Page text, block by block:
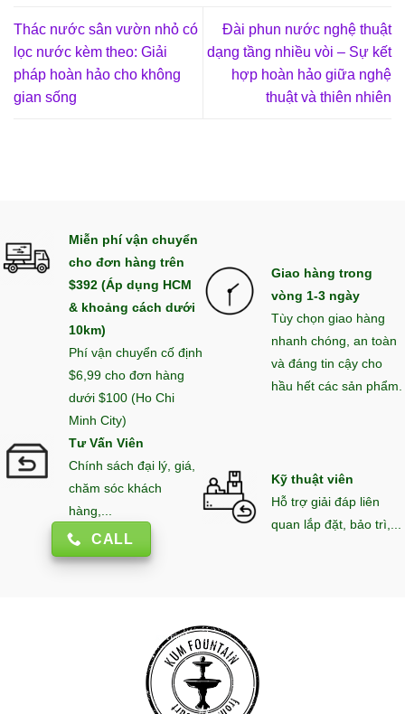
Thác nước sân vườn nhỏ có
lọc nước kèm theo: Giải
pháp hoàn hảo cho không
gian sống
Đài phun nước nghệ thuật
dạng tầng nhiều vòi – Sự kết
hợp hoàn hảo giữa nghệ
thuật và thiên nhiên
Miễn phí vận chuyển
cho đơn hàng trên
$392 (Áp dụng HCM
& khoảng cách dưới
10km)
Phí vận chuyển cố định
$6,99 cho đơn hàng
dưới $100 (Ho Chi
Minh City)
Giao hàng trong
vòng 1-3 ngày
Tùy chọn giao hàng
nhanh chóng, an toàn
và đáng tin cậy cho
hầu hết các sản phẩm.
Tư Vấn Viên
Chính sách đại lý, giá,
chăm sóc khách
hàng,...
CALL
Kỹ thuật viên
Hỗ trợ giải đáp liên
quan lắp đặt, bảo trì,...